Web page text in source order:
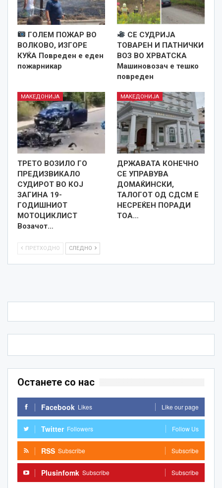
ГОЛЕМ ПОЖАР ВО
ВОЛКОВО, ИЗГОРЕ
КУЌА Повреден е еден
пожарникар
СЕ СУДРИЈА
ТОВАРЕН И ПАТНИЧКИ
ВОЗ ВО ХРВАТСКА
Машиновозач е тешко
повреден
МАКЕДОНИЈА
ТРЕТО ВОЗИЛО ГО
ПРЕДИЗВИКАЛО
СУДИРОТ ВО КОЈ
ЗАГИНА 19-
ГОДИШНИОТ
МОТОЦИКЛИСТ
Возачот…
МАКЕДОНИЈА
ДРЖАВАТА КОНЕЧНО
СЕ УПРАВУВА
ДОМАЌИНСКИ,
ТАЛОГОТ ОД СДСМ Е
НЕСРЕЌЕН ПОРАДИ
ТОА…
ПРЕТХОДНО СЛЕДНО
Останете со нас
Facebook Likes Like our page
Twitter Followers Follow Us
RSS Subscribe Subscribe
Plusinfomk Subscribe Subscribe